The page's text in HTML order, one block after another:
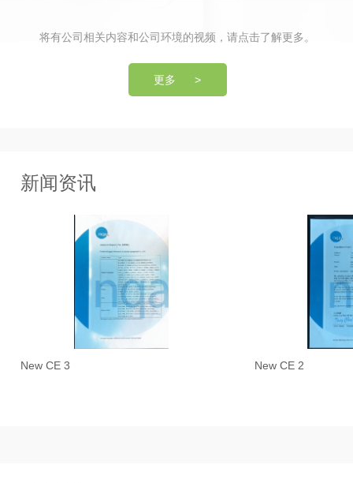
将有公司相关内容和公司环境的视频，请点击了解更多。
更多 >
新闻资讯
New CE 3 New CE 2